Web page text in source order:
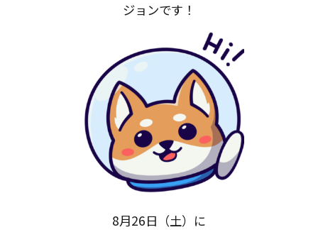
ジョンです！
8月26日（土）に